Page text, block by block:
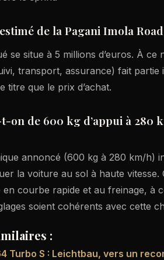
de la Pagani Imola
se situe à 5 millions d’euros. À ce
transport, assurance) fait partie
titre que le prix d’achat.
on de 600 kg d’appui à 280
annoncé (600 kg à 280 km/h)
la voiture au sol à haute vitesse.
en courbe rapide et au freinage, à
soient cohérents avec cette
:
Turbo S : Leichtbau, vers un